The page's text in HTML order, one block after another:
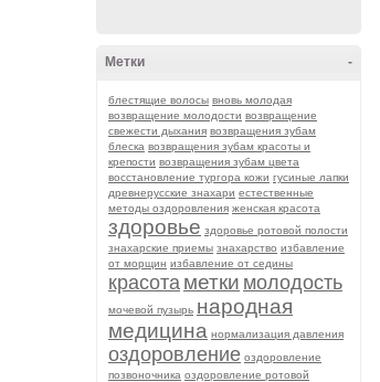
-
Метки
блестящие волосы вновь молодая
возвращение молодости возвращение
свежести дыхания возвращения зубам
блеска возвращения зубам красоты и
крепости возвращения зубам цвета
восстановление тургора кожи гусиные лапки
древнерусские знахари естественные
методы оздоровления женская красота
здоровье здоровье ротовой полости
знахарские приемы знахарство избавление
от морщин избавление от седины
красота метки молодость
мочевой пузырь народная
медицина нормализация давления
оздоровление оздоровление
позвоночника оздоровление ротовой